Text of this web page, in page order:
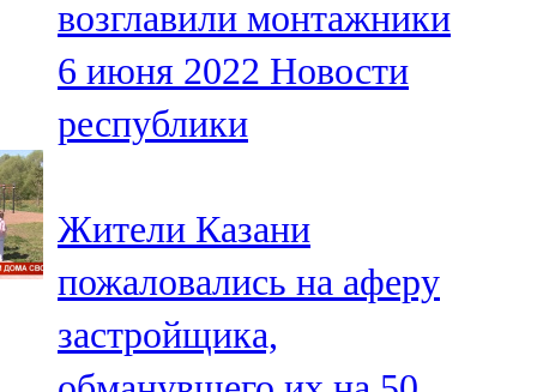
71,42 FM
Сарман
107,8 FM
106,1 FM
Түбән Кама
102,6 FM
возглавили монтажники
6 июня 2022 Новости
республики
Жители Казани
пожаловались на аферу
застройщика,